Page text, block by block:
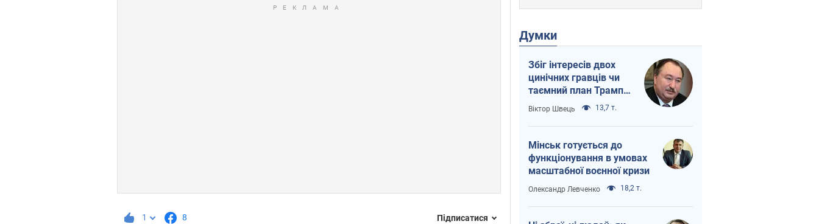
1 8 Підписатися
Думки
Збіг інтересів двох
цинічних гравців чи
таємний план Трампа
і Путіна?
Віктор Швець 13,7 т.
Мінськ готується до
функціонування в умовах
масштабної воєнної кризи
Олександр Левченко 18,2 т.